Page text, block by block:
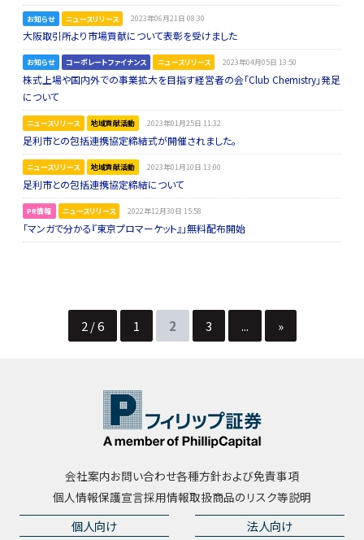
お知らせ ニュースリリース 2023年06月21日 08:30
大阪取引所より市場貢献について表彰を受けました
お知らせ コーポレートファイナンス ニュースリリース 2023年04月05日 13:50
株式上場や国内外での事業拡大を目指す経営者の会「Club Chemistry」発足
について
ニュースリリース 地域貢献活動 2023年01月25日 11:32
足利市との包括連携協定締結式が開催されました。
ニュースリリース 地域貢献活動 2023年01月10日 13:00
足利市との包括連携協定締結について
PR情報 ニュースリリース 2022年12月30日 15:58
「マンガで分かる『東京プロマーケット』」無料配布開始
2 / 6 1 2 3 ... »
会社案内お問い合わせ各種方針および免責事項
個人情報保護宣言採用情報取扱商品のリスク等説明
個人向け 法人向け